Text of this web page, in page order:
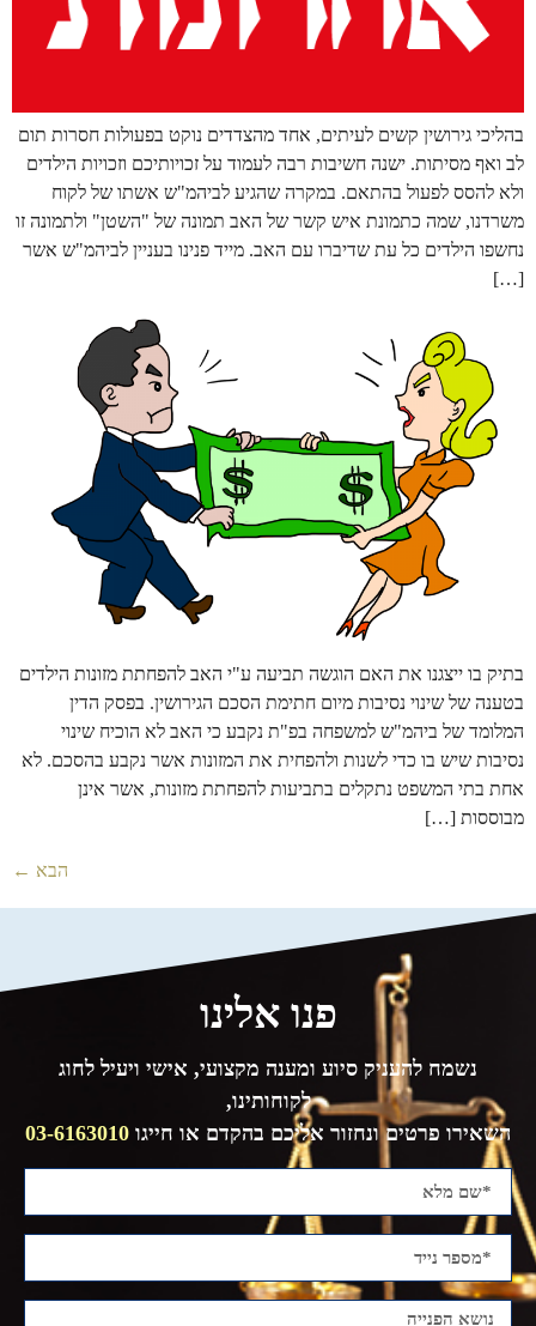
בהליכי גירושין קשים לעיתים, אחד מהצדדים נוקט בפעולות חסרות תום
לב ואף מסיתות. ישנה חשיבות רבה לעמוד על זכויותיכם וזכויות הילדים
ולא להסס לפעול בהתאם. במקרה שהגיע לביהמ"ש אשתו של לקוח
משרדנו, שמה כתמונת איש קשר של האב תמונה של "השטן" ולתמונה זו
נחשפו הילדים כל עת שדיברו עם האב. מייד פנינו בעניין לביהמ"ש אשר
[…]
בתיק בו ייצגנו את האם הוגשה תביעה ע"י האב להפחתת מזונות הילדים
בטענה של שינוי נסיבות מיום חתימת הסכם הגירושין. בפסק הדין
המלומד של ביהמ"ש למשפחה בפ"ת נקבע כי האב לא הוכיח שינוי
נסיבות שיש בו כדי לשנות ולהפחית את המזונות אשר נקבע בהסכם. לא
אחת בתי המשפט נתקלים בתביעות להפחתת מזונות, אשר אינן
מבוססות […]
הבא ←
פנו אלינו
נשמח להעניק סיוע ומענה מקצועי, אישי ויעיל לחוג
לקוחותינו,
השאירו פרטים ונחזור אליכם בהקדם או חייגו 03-6163010